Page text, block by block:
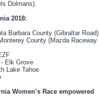
Dolmans).
2018:
Barbara County (Gibraltar Road)
County (Mazda Raceway
Elk Grove
Lake Tahoe
Women’s Race empowered